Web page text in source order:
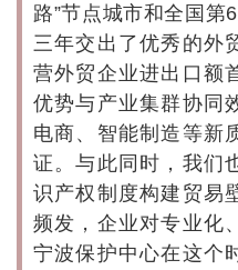
路”节点城市和全国第
三年交出了优秀的外
营外贸企业进出口额
优势与产业集群协同
电商、智能制造等新
证。与此同时，我们
识产权制度构建贸易
频发，企业对专业化
宁波保护中心在这个